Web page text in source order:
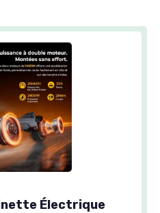
Électrique